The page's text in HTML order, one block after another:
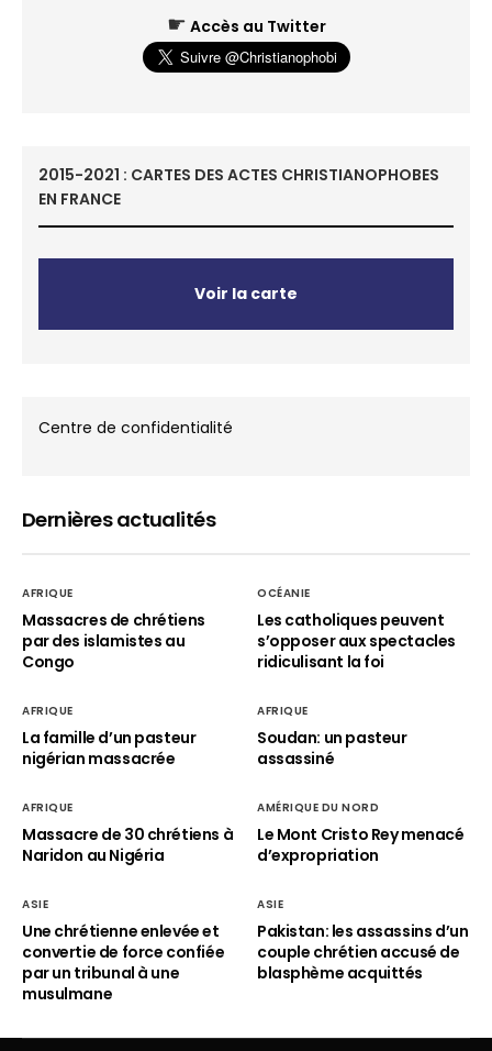
☛ Accès au Twitter
2015-2021 : CARTES DES ACTES CHRISTIANOPHOBES
EN FRANCE
Voir la carte
Centre de confidentialité
Dernières actualités
AFRIQUE
Massacres de chrétiens
par des islamistes au
Congo
OCÉANIE
Les catholiques peuvent
s’opposer aux spectacles
ridiculisant la foi
AFRIQUE
La famille d’un pasteur
nigérian massacrée
AFRIQUE
Soudan: un pasteur
assassiné
AFRIQUE
Massacre de 30 chrétiens à
Naridon au Nigéria
AMÉRIQUE DU NORD
Le Mont Cristo Rey menacé
d’expropriation
ASIE
Une chrétienne enlevée et
convertie de force confiée
par un tribunal à une
musulmane
ASIE
Pakistan: les assassins d’un
couple chrétien accusé de
blasphème acquittés